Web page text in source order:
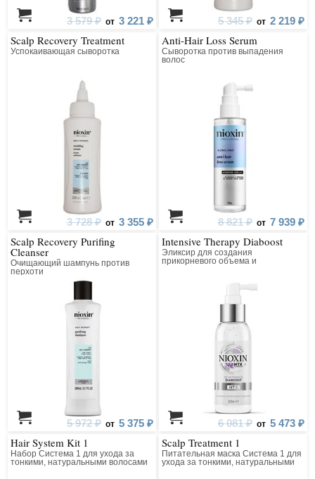
3 579 ₽ от 3 221 ₽ 5 345 ₽ от 2 219 ₽
Scalp Recovery Treatment
Успокаивающая сыворотка
3 728 ₽ от 3 355 ₽
Anti-Hair Loss Serum
Сыворотка против выпадения
волос
8 821 ₽ от 7 939 ₽
Scalp Recovery Purifing
Cleanser
Очищающий шампунь против
перхоти
5 972 ₽ от 5 375 ₽
Intensive Therapy Diaboost
Эликсир для создания
прикорневого объема и
6 081 ₽ от 5 473 ₽
Hair System Kit 1
Набор Система 1 для ухода за
тонкими, натуральными волосами
Scalp Treatment 1
Питательная маска Система 1 для
ухода за тонкими, натуральными